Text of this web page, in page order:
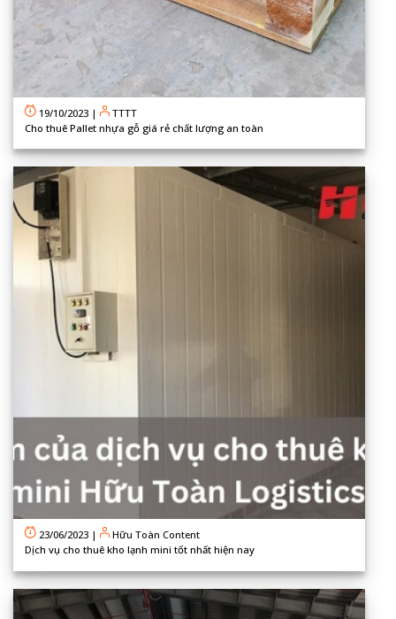
19/10/2023 |
TTTT
Cho thuê Pallet nhựa gỗ giá rẻ chất lượng an toàn
23/06/2023 |
Hữu Toàn Content
Dịch vụ cho thuê kho lạnh mini tốt nhất hiện nay